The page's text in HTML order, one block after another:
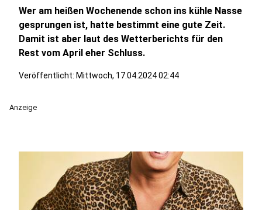
Wer am heißen Wochenende schon ins kühle Nasse
gesprungen ist, hatte bestimmt eine gute Zeit.
Damit ist aber laut des Wetterberichts für den
Rest vom April eher Schluss.
Veröffentlicht: Mittwoch, 17.04.2024 02:44
Anzeige